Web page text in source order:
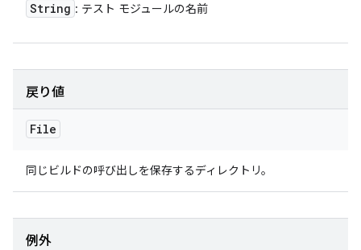
String : テスト モジュールの名前
戻り値
File
同じビルドの呼び出しを保存するディレクトリ。
例外